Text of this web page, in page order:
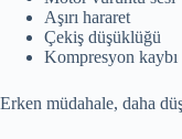
Aşırı hararet
Çekiş düşüklüğü
Kompresyon kaybı
Erken müdahale, daha